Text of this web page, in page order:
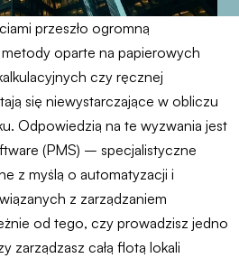
przeszło ogromną
oparte na papierowych
czy ręcznej
się niewystarczające w obliczu
Odpowiedzią na te wyzwania jest
(PMS) – specjalistyczne
z myślą o automatyzacji i
z zarządzaniem
od tego, czy prowadzisz jedno
zarządzasz całą flotą lokali